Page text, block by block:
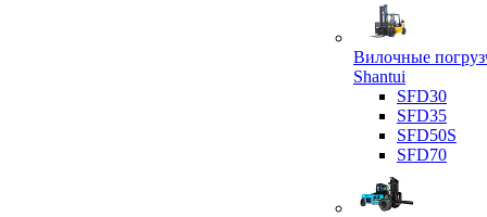
Вилочные
Shantui
SFD30
SFD35
SFD50S
SFD70